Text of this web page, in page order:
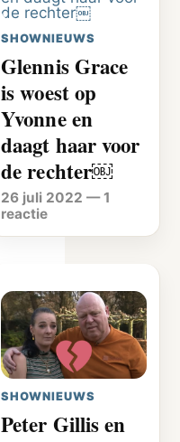
SHOWNIEUWS
Glennis Grace
is woest op
Yvonne en
daagt haar voor
de rechter￼
26 juli 2022 —1
reactie
SHOWNIEUWS
Peter Gillis en